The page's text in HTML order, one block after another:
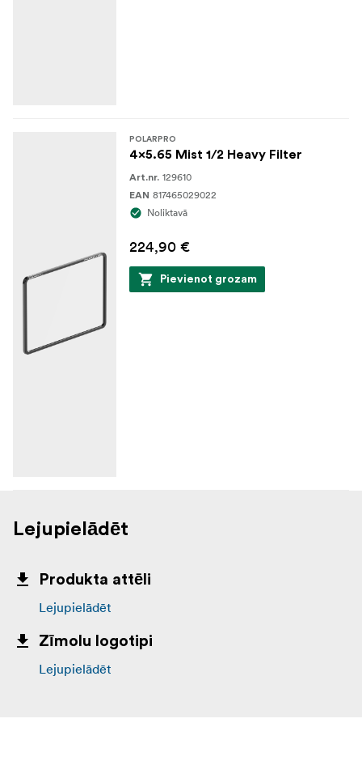
POLARPRO
4x5.65 Mist 1/2 Heavy Filter
Art.nr. 129610
EAN 817465029022
Noliktavā
224,90 €
Pievienot grozam
Lejupielādēt
Produkta attēli
Lejupielādēt
Zīmolu logotipi
Lejupielādēt